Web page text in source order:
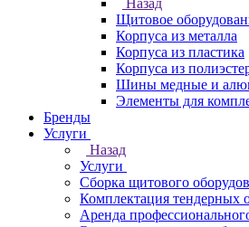
Назад
Щитовое
Корпуса из металла
Корпуса из пластика
Корпуса из
Шины медные и
Элементы для
Бренды
Услуги
Назад
Услуги
Сборка щитового
Комплектация тендерных
Аренда